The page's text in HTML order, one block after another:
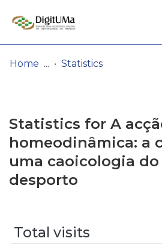
Browse repository
Entities
Log
In(current)
Home Statistics
Statistics for A
homeodinâmica: a
uma caoicologia
desporto
Total visits